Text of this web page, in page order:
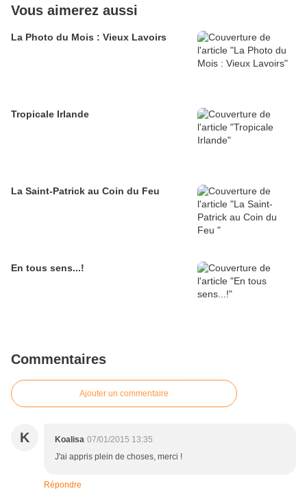
Vous aimerez aussi
La Photo du Mois : Vieux Lavoirs
Tropicale Irlande
La Saint-Patrick au Coin du Feu
En tous sens...!
Commentaires
Ajouter un commentaire
K Koalisa 07/01/2015 13:35
J'ai appris plein de choses, merci !
Répondre